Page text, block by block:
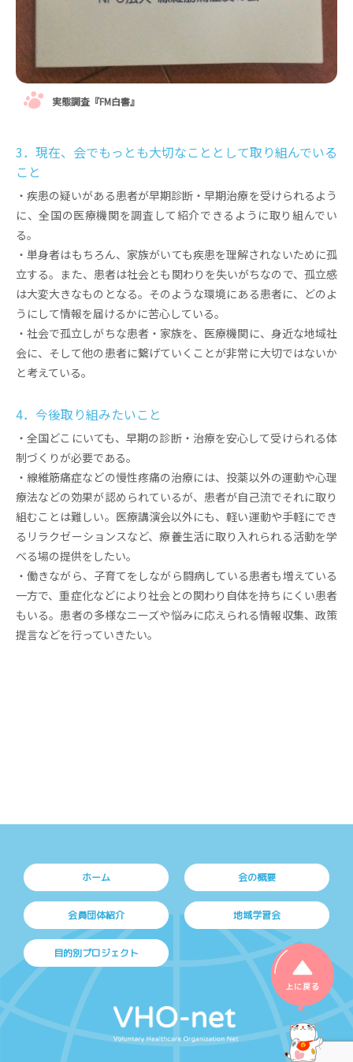
実態調査『FM白書』
3．現在、会でもっとも大切なこととして取り組んでいる
こと
・疾患の疑いがある患者が早期診断・早期治療を受けられるよう
に、全国の医療機関を調査して紹介できるように取り組んでい
る。
・単身者はもちろん、家族がいても疾患を理解されないために孤
立する。また、患者は社会とも関わりを失いがちなので、孤立感
は大変大きなものとなる。そのような環境にある患者に、どのよ
うにして情報を届けるかに苦心している。
・社会で孤立しがちな患者・家族を、医療機関に、身近な地域社
会に、そして他の患者に繋げていくことが非常に大切ではないか
と考えている。
4．今後取り組みたいこと
・全国どこにいても、早期の診断・治療を安心して受けられる体
制づくりが必要である。
・線維筋痛症などの慢性疼痛の治療には、投薬以外の運動や心理
療法などの効果が認められているが、患者が自己流でそれに取り
組むことは難しい。医療講演会以外にも、軽い運動や手軽にでき
るリラクゼーションスなど、療養生活に取り入れられる活動を学
べる場の提供をしたい。
・働きながら、子育てをしながら闘病している患者も増えている
一方で、重症化などにより社会との関わり自体を持ちにくい患者
もいる。患者の多様なニーズや悩みに応えられる情報収集、政策
提言などを行っていきたい。
上に戻る
ホーム 会の概要
会員団体紹介 地域学習会
目的別プロジェクト